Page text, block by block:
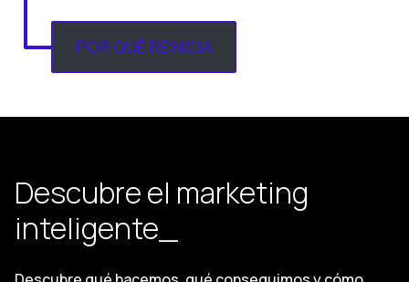
POR QUÉ REINICIA
Descubre el marketing
inteligente_